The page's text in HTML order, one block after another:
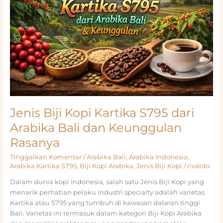
Jenis Biji Kopi Kartika S795 dari
Arabika Bali dan Keunggulan
Rasanya
Tinggalkan Komentar /Arabika Bali, Arabika Indonesia,
Arabika Kartika S795, Biji Kopi Arabika, Jenis Biji Kopi / rivaldo
Dalam dunia kopi Indonesia, salah satu Jenis Biji Kopi yang
menarik perhatian pelaku industri specialty adalah varietas
Kartika atau S795 yang tumbuh di kawasan dataran tinggi
Bali. Varietas ini termasuk dalam kategori Biji Kopi Arabika